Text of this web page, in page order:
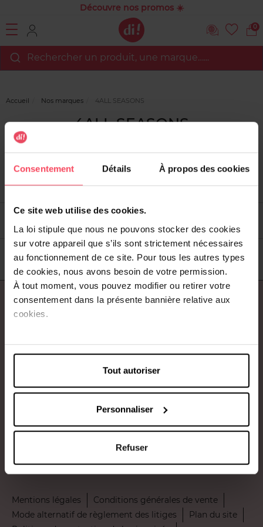
Consentement Détails À propos des cookies
Ce site web utilise des cookies.
La loi stipule que nous ne pouvons stocker des cookies
sur votre appareil que s’ils sont strictement nécessaires
au fonctionnement de ce site. Pour tous les autres types
de cookies, nous avons besoin de votre permission.
À tout moment, vous pouvez modifier ou retirer votre
consentement dans la présente bannière relative aux
cookies.
Tout autoriser
Personnaliser
Refuser
Découvre nos promos ☀️
0
Rechercher un produit, une marque…...
Accueil Nos marques 4ALL SEASONS
4ALL SEASONS
À propos de nous
Contact
Mentions légales
Conditions générales de vente
Mode alternatif de règlement des litiges
Plan du site